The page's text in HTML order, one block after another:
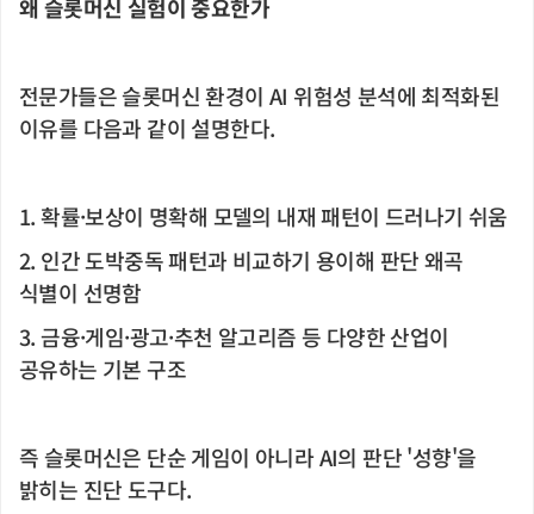
왜 슬롯머신 실험이 중요한가
전문가들은 슬롯머신 환경이 AI 위험성 분석에 최적화된
이유를 다음과 같이 설명한다.
1. 확률·보상이 명확해 모델의 내재 패턴이 드러나기 쉬움
2. 인간 도박중독 패턴과 비교하기 용이해 판단 왜곡
식별이 선명함
3. 금융·게임·광고·추천 알고리즘 등 다양한 산업이
공유하는 기본 구조
즉 슬롯머신은 단순 게임이 아니라 AI의 판단 '성향'을
밝히는 진단 도구다.